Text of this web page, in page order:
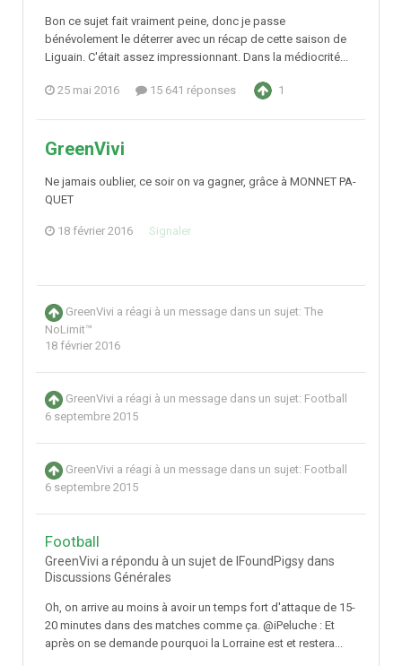
Bon ce sujet fait vraiment peine, donc je passe
bénévolement le déterrer avec un récap de cette saison de
Liguain. C'était assez impressionnant. Dans la médiocrité...
25 mai 2016 15 641 réponses 1
GreenVivi
Ne jamais oublier, ce soir on va gagner, grâce à MONNET PA-
QUET
18 février 2016 Signaler
GreenVivi a réagi à un message dans un sujet: The
NoLimit™
18 février 2016
GreenVivi a réagi à un message dans un sujet: Football
6 septembre 2015
GreenVivi a réagi à un message dans un sujet: Football
6 septembre 2015
Football
GreenVivi a répondu à un sujet de IFoundPigsy dans
Discussions Générales
Oh, on arrive au moins à avoir un temps fort d'attaque de 15-
20 minutes dans des matches comme ça. @iPeluche : Et
après on se demande pourquoi la Lorraine est et restera...